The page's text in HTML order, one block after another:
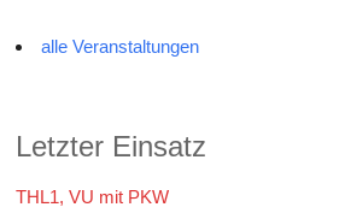
alle Veranstaltungen
Letzter Einsatz
THL1, VU mit PKW